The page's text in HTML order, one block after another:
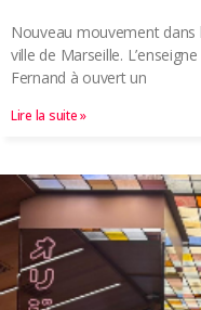
Nouveau mouvement dans
ville de Marseille.
Fernand à ouvert un
Lire la suite »